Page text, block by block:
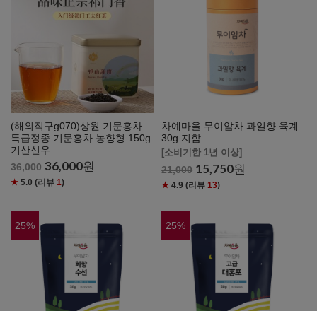
(해외직구g070)상원 기문홍차
특급정종 기문홍차 농향형 150g
기산신우
36,000 36,000원
★ 5.0 (리뷰 1)
차예마을 무이암차 과일향 육계
30g 지함
[소비기한 1년 이상]
21,000 15,750원
★ 4.9 (리뷰13)
25% 25%